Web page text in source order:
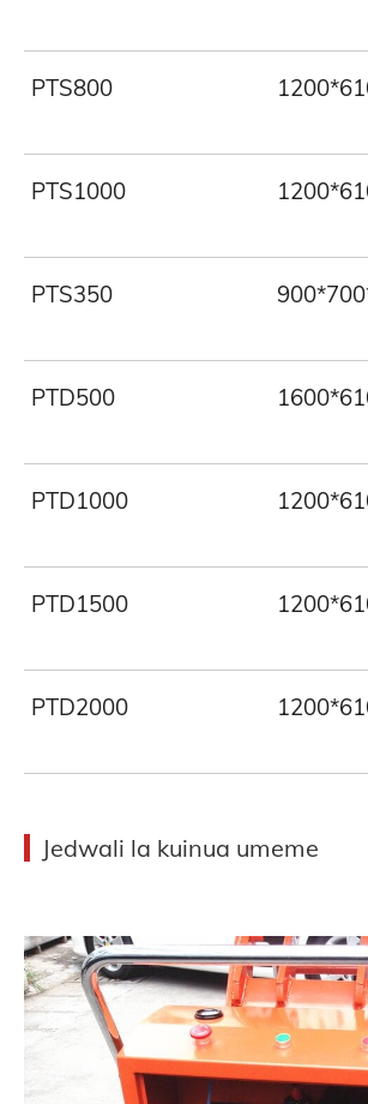
PTS800
PTS1000
PTS350
PTD500
PTD1000
PTD1500
PTD2000
Jedwali la kuinua umeme